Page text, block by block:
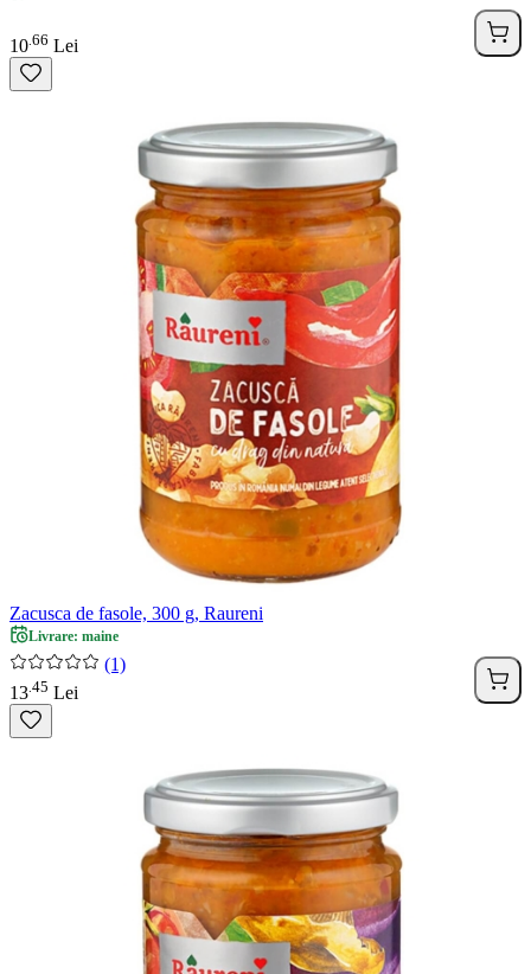
10 66 Lei
Zacusca de fasole, 300 g, Raureni
Livrare: maine
(1)
13 45 Lei